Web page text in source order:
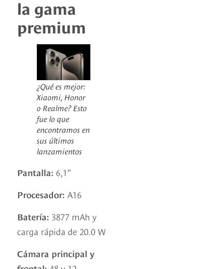
la gama
premium
¿Qué es mejor:
Xiaomi, Honor
o Realme? Esto
fue lo que
encontramos en
sus últimos
lanzamientos
Pantalla: 6,1”
Procesador: A16
Batería: 3877 mAh y
carga rápida de 20.0 W
Cámara principal y